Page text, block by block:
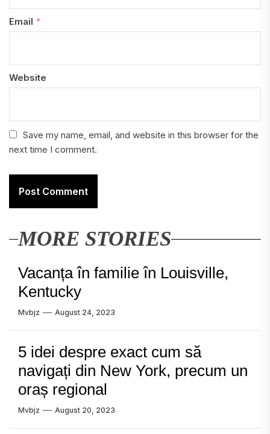
Email *
Website
Save my name, email, and website in this browser for the
next time I comment.
MORE STORIES
Vacanța în familie în Louisville,
Kentucky
Mvbjz August 24, 2023
5 idei despre exact cum să
navigați din New York, precum un
oraș regional
Mvbjz August 20, 2023